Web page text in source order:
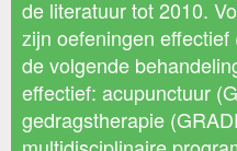
de literatuur tot 2010.
zijn oefeningen
de volgende
effectief: acupunctuur
gedragstherapie